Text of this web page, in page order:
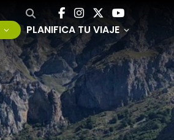
PLANIFICA TU VIAJE